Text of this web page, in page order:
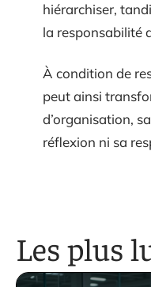
hiérarchiser,
la responsabilité
À condition de
peut ainsi
d’organisation,
réflexion ni sa
Les plus